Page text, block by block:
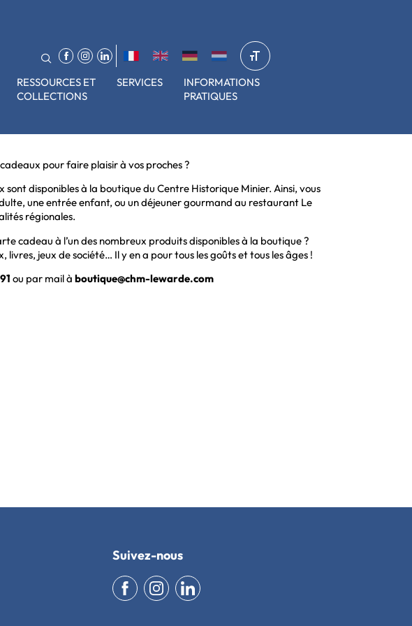
RESSOURCES ET
COLLECTIONS
SERVICES
INFORMATIONS
PRATIQUES
pour faire plaisir à vos proches ?
disponibles à la boutique du Centre Historique Minier. Ainsi, vous
une entrée enfant, ou un déjeuner gourmand au restaurant Le
régionales.
cadeau à l’un des nombreux produits disponibles à la boutique ?
livres, jeux de société… Il y en a pour tous les goûts et tous les âges !
ou par mail à boutique@chm-lewarde.com
Suivez-nous